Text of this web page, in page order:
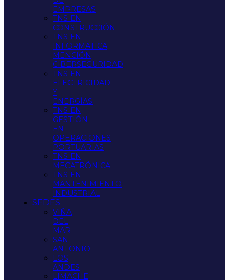
EMPRESAS
TNS EN
CONSTRUCCIÓN
TNS EN
INFORMATICA
MENCIÓN
CIBERSEGURIDAD
TNS EN
ELECTRICIDAD
Y
ENERGÍAS
TNS EN
GESTIÓN
EN
OPERACIONES
PORTUARIAS
TNS EN
MECATRÓNICA
TNS EN
MANTENIMIENTO
INDUSTRIAL
SEDES
VIÑA
DEL
MAR
SAN
ANTONIO
LOS
ANDES
LIMACHE